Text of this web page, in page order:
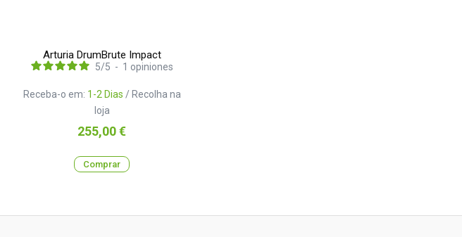
Arturia DrumBrute Impact
Receba-o em: 1-2 Dias / Recolha na
loja
5/5 - 1 opiniones
Preço
255,00 €
Comprar